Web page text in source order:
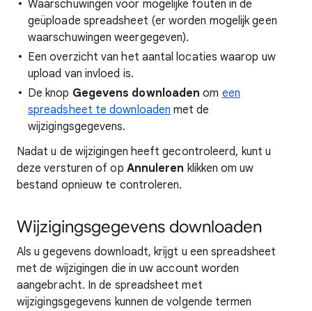
Waarschuwingen voor mogelijke fouten in de
geüploade spreadsheet (er worden mogelijk geen
waarschuwingen weergegeven).
Een overzicht van het aantal locaties waarop uw
upload van invloed is.
De knop Gegevens downloaden om een
spreadsheet te downloaden met de
wijzigingsgegevens.
Nadat u de wijzigingen heeft gecontroleerd, kunt u
deze versturen of op Annuleren klikken om uw
bestand opnieuw te controleren.
Wijzigingsgegevens downloaden
Als u gegevens downloadt, krijgt u een spreadsheet
met de wijzigingen die in uw account worden
aangebracht. In de spreadsheet met
wijzigingsgegevens kunnen de volgende termen